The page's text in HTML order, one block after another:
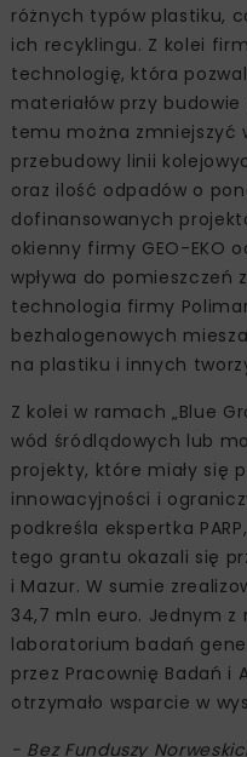
różnych typów plastiku,
ich recyklingu. Z kolei
technologię, która
materiałów przy
temu można zmniejszyć
przebudowy linii
oraz ilość odpadów o
dofinansowanych
okienny firmy GEO-EKO
wpływa do pomieszczeń
technologia firmy
bezhalogenowych
na plastiku i innych
Z kolei w ramach „Blue
wód śródlądowych lub
projekty, które miały się
innowacyjności i
podkreśla ekspertka
tego grantu okazali się
i Mazur. W sumie
34,7 mln euro. Jednym z
laboratorium badań
przez Pracownię Badań i
otrzymało wsparcie w
- Bez Funduszy